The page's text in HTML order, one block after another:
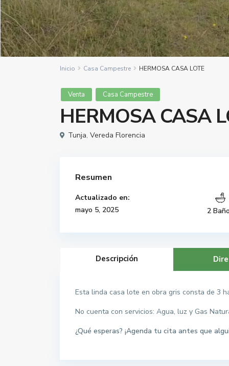
Inicio Casa Campestre HERMOSA CASA LOTE
Venta Casa Campestre
HERMOSA CASA
Tunja, Vereda Florencia
Resumen
Actualizado en:
mayo 5, 2025
2
Descripción
Esta linda casa lote en obra gris consta de 3
No cuenta con servicios: Agua, luz y Gas
¿Qué esperas? ¡Agenda tu cita antes que